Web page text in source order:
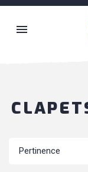

Pertinence